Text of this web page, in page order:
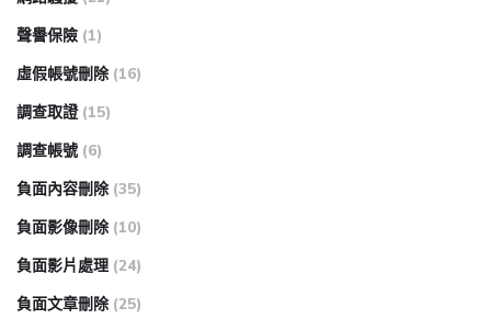
聲譽保險 (1)
虛假帳號刪除 (16)
調查取證 (15)
調查帳號 (6)
負面內容刪除 (35)
負面影像刪除 (10)
負面影片處理 (24)
負面文章刪除 (25)